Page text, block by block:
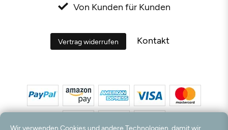
Von Kunden für Kunden
Vertrag widerrufen Kontakt
Wir verwenden Cookies und andere Technologien, damit wir